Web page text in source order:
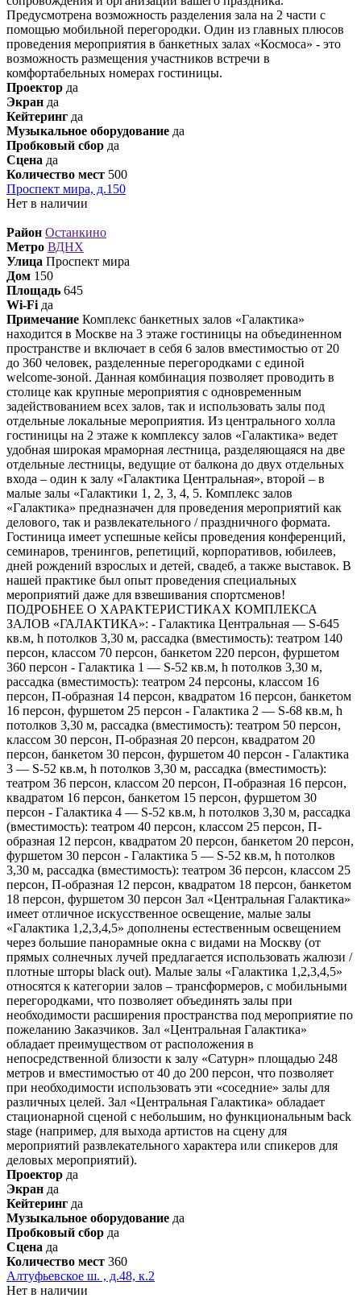
Предусмотрена возможность разделения зала на 2 части с
помощью мобильной перегородки. Один из главных плюсов
проведения мероприятия в банкетных залах «Космоса» - это
возможность размещения участников встречи в
комфортабельных номерах гостиницы.
Проектор да
Экран да
Кейтеринг да
Музыкальное оборудование да
Пробковый сбор да
Сцена да
Количество мест 500
Проспект мира, д.150
Нет в наличии
Район Останкино
Метро ВДНХ
Улица Проспект мира
Дом 150
Площадь 645
Wi-Fi да
Примечание Комплекс банкетных залов «Галактика»
находится в Москве на 3 этаже гостиницы на объединенном
пространстве и включает в себя 6 залов вместимостью от 20
до 360 человек, разделенные перегородками с единой
welcome-зоной. Данная комбинация позволяет проводить в
столице как крупные мероприятия с одновременным
задействованием всех залов, так и использовать залы под
отдельные локальные мероприятия. Из центрального холла
гостиницы на 2 этаже к комплексу залов «Галактика» ведет
удобная широкая мраморная лестница, разделяющаяся на две
отдельные лестницы, ведущие от балкона до двух отдельных
входа – один к залу «Галактика Центральная», второй – в
малые залы «Галактики 1, 2, 3, 4, 5. Комплекс залов
«Галактика» предназначен для проведения мероприятий как
делового, так и развлекательного / праздничного формата.
Гостиница имеет успешные кейсы проведения конференций,
семинаров, тренингов, репетиций, корпоративов, юбилеев,
дней рождений взрослых и детей, свадеб, а также выставок. В
нашей практике был опыт проведения специальных
мероприятий даже для взвешивания спортсменов!
ПОДРОБНЕЕ О ХАРАКТЕРИСТИКАХ КОМПЛЕКСА
ЗАЛОВ «ГАЛАКТИКА»: - Галактика Центральная — S-645
кв.м, h потолков 3,30 м, рассадка (вместимость): театром 140
персон, классом 70 персон, банкетом 220 персон, фуршетом
360 персон - Галактика 1 — S-52 кв.м, h потолков 3,30 м,
рассадка (вместимость): театром 24 персоны, классом 16
персон, П-образная 14 персон, квадратом 16 персон, банкетом
16 персон, фуршетом 25 персон - Галактика 2 — S-68 кв.м, h
потолков 3,30 м, рассадка (вместимость): театром 50 персон,
классом 30 персон, П-образная 20 персон, квадратом 20
персон, банкетом 30 персон, фуршетом 40 персон - Галактика
3 — S-52 кв.м, h потолков 3,30 м, рассадка (вместимость):
театром 36 персон, классом 20 персон, П-образная 16 персон,
квадратом 16 персон, банкетом 15 персон, фуршетом 30
персон - Галактика 4 — S-52 кв.м, h потолков 3,30 м, рассадка
(вместимость): театром 40 персон, классом 25 персон, П-
образная 12 персон, квадратом 20 персон, банкетом 20 персон,
фуршетом 30 персон - Галактика 5 — S-52 кв.м, h потолков
3,30 м, рассадка (вместимость): театром 36 персон, классом 25
персон, П-образная 12 персон, квадратом 18 персон, банкетом
18 персон, фуршетом 30 персон Зал «Центральная Галактика»
имеет отличное искусственное освещение, малые залы
«Галактика 1,2,3,4,5» дополнены естественным освещением
через большие панорамные окна с видами на Москву (от
прямых солнечных лучей предлагается использовать жалюзи /
плотные шторы black out). Малые залы «Галактика 1,2,3,4,5»
относятся к категории залов – трансформеров, с мобильными
перегородками, что позволяет объединять залы при
необходимости расширения пространства под мероприятие по
пожеланию Заказчиков. Зал «Центральная Галактика»
обладает преимуществом от расположения в
непосредственной близости к залу «Сатурн» площадью 248
метров и вместимостью от 40 до 200 персон, что позволяет
при необходимости использовать эти «соседние» залы для
различных целей. Зал «Центральная Галактика» обладает
стационарной сценой с небольшим, но функциональным back
stage (например, для выхода артистов на сцену для
мероприятий развлекательного характера или спикеров для
деловых мероприятий).
Проектор да
Экран да
Кейтеринг да
Музыкальное оборудование да
Пробковый сбор да
Сцена да
Количество мест 360
Алтуфьевское ш. , д.48, к.2
Нет в наличии